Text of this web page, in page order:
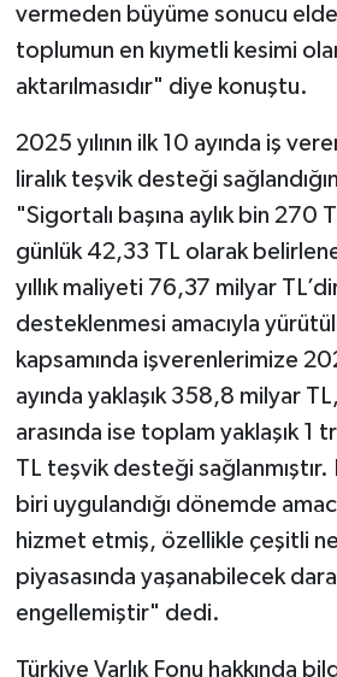
vermeden büyüme sonucu
toplumun en kıymetli kesimi
aktarılmasıdır" diye konuştu.
2025 yılının ilk 10 ayında iş
liralık teşvik desteği
"Sigortalı başına aylık bin 270
günlük 42,33 TL olarak
yıllık maliyeti 76,37 milyar
desteklenmesi amacıyla
kapsamında işverenlerimize
ayında yaklaşık 358,8 milyar
arasında ise toplam yaklaşık 1
TL teşvik desteği
biri uygulandığı dönemde
hizmet etmiş, özellikle çeşitli
piyasasında yaşanabilecek
engellemiştir" dedi.
Türkiye Varlık Fonu hakkında